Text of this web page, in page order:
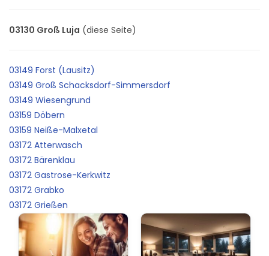
03130 Groß Luja (diese Seite)
03149 Forst (Lausitz)
03149 Groß Schacksdorf-Simmersdorf
03149 Wiesengrund
03159 Döbern
03159 Neiße-Malxetal
03172 Atterwasch
03172 Bärenklau
03172 Gastrose-Kerkwitz
03172 Grabko
03172 Grießen